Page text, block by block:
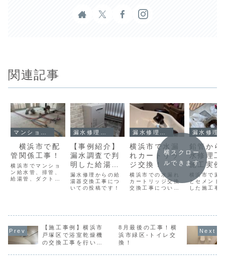
関連記事
横浜市で配
管関係工事！
横浜市でマンショ
ン給水管、排管、
給湯管、ダクト配
【事例紹介】
漏水調査で判
明した給湯器
配管の破損｜
交換工事でト
ラブル解消！
漏水修理からの給
湯器交換工事につ
いての投稿です！
横浜市で水漏
れカートリッ
ジ交換！
横浜市での水漏れ
カートリッジ交換
交換工事について
鉛管から
水修理工
施工実例
横浜市で漏
とセメント
した施工事
ます。
横スクロー
ルできます
【施工事例】横浜市
戸塚区で浴室乾燥機
の交換工事を行いま
8月最後の工事！横
浜市緑区-トイレ交
換！